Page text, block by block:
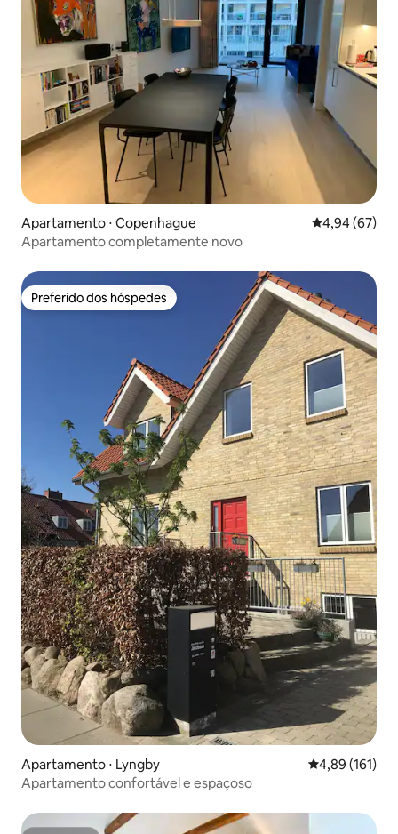
Apartamento ⋅ Copenhague 4,94 de uma
4,94 (67)
Apartamento completamente novo
Preferido dos hóspedes
Preferido dos hóspedes
Apartamento ⋅ Lyngby 4,89 de uma
4,89 (161)
Apartamento confortável e espaçoso